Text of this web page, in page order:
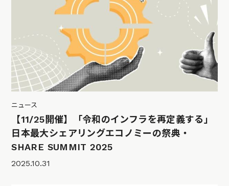
ニュース
【11/25開催】「令和のインフラを再定義する」
日本最大シェアリングエコノミーの祭典・
SHARE SUMMIT 2025
2025.10.31